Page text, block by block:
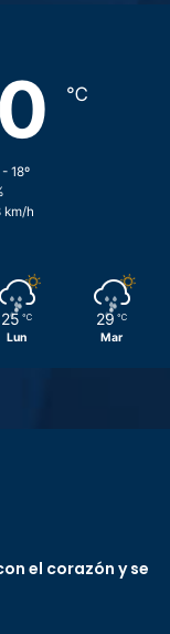
℃
18º
km/h
25 ℃
Lun
29 ℃
Mar
el corazón y se